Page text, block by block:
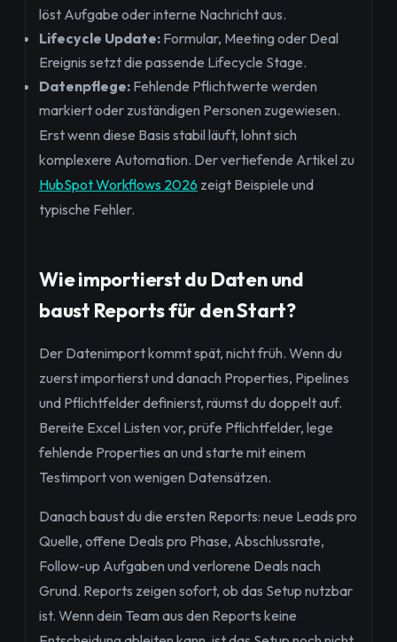
löst Aufgabe oder interne Nachricht aus.
Lifecycle Update: Formular, Meeting oder Deal
Ereignis setzt die passende Lifecycle Stage.
Datenpflege: Fehlende Pflichtwerte werden
markiert oder zuständigen Personen zugewiesen.
Erst wenn diese Basis stabil läuft, lohnt sich
komplexere Automation. Der vertiefende Artikel zu
HubSpot Workflows 2026 zeigt Beispiele und
typische Fehler.
Wie importierst du Daten und
baust Reports für den Start?
Der Datenimport kommt spät, nicht früh. Wenn du
zuerst importierst und danach Properties, Pipelines
und Pflichtfelder definierst, räumst du doppelt auf.
Bereite Excel Listen vor, prüfe Pflichtfelder, lege
fehlende Properties an und starte mit einem
Testimport von wenigen Datensätzen.
Danach baust du die ersten Reports: neue Leads pro
Quelle, offene Deals pro Phase, Abschlussrate,
Follow-up Aufgaben und verlorene Deals nach
Grund. Reports zeigen sofort, ob das Setup nutzbar
ist. Wenn dein Team aus den Reports keine